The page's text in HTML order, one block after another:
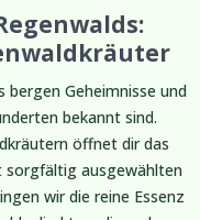
bergen Geheimnisse und
bekannt sind.
öffnet dir das
sorgfältig ausgewählten
wir die reine Essenz